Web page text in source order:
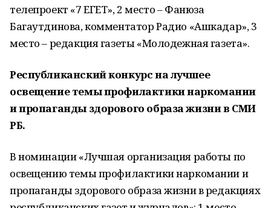
телепроект «7 ЕГЕТ», 2 место – Фанюза
Багаутдинова, комментатор Радио «Ашкадар», 3
место – редакция газеты «Молодежная газета».
Республиканский конкурс на лучшее
освещение темы профилактики наркомании
и пропаганды здорового образа жизни в СМИ
РБ.
В номинации «Лучшая организация работы по
освещению темы профилактики наркомании и
пропаганды здорового образа жизни в редакциях